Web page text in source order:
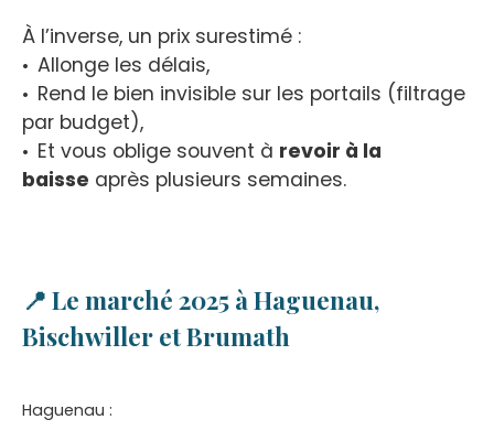
À l’inverse, un prix surestimé :
Allonge les délais,
Rend le bien invisible sur les portails (filtrage
par budget),
Et vous oblige souvent à revoir à la
baisse après plusieurs semaines.
📍 Le marché 2025 à Haguenau,
Bischwiller et Brumath
Haguenau :